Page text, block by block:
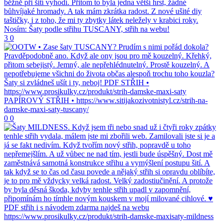
3 0
0 0